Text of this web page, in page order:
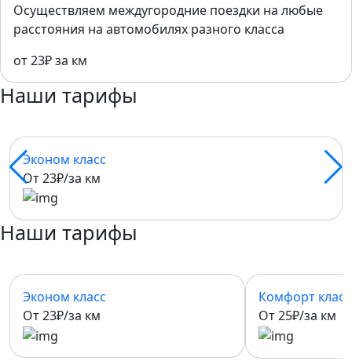
Осуществляем междугородние поездки на любые
расстояния на автомобилях разного класса
от 23₽ за км
Наши тарифы
Эконом класс
От 23₽/за км
Наши тарифы
Эконом класс
От 23₽/за км
Комфорт класс
От 25₽/за км